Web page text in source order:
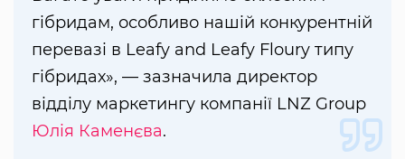
гібридам, особливо нашій конкурентній
перевазі в Leafy and Leafy Floury типу
гібридах», — зазначила директор
відділу маркетингу компанії LNZ Group
Юлія Каменєва.